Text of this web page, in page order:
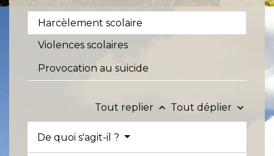
Harcèlement scolaire
Violences scolaires
Provocation au suicide
Tout replier keyboard_arrow_up Tout déplier keyboard_arrow_down
De quoi s'agit-il ?